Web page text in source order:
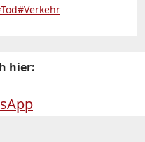
#Verkehr
hier: